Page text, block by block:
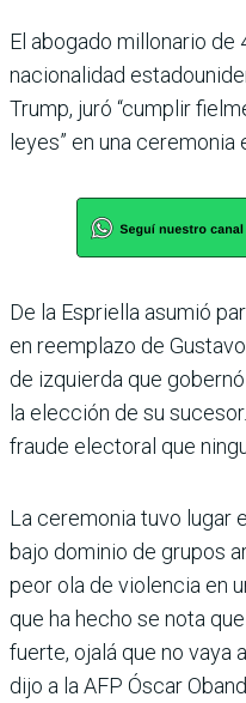
El abogado millonario de
nacionalidad
Trump, juró “cumplir
leyes” en una ceremonia
De la Espriella asumió
en reemplazo de
de izquierda que
la elección de su
fraude electoral que
La ceremonia tuvo lugar
bajo dominio de grupos
peor ola de violencia en
que ha hecho se nota
fuerte, ojalá que no vaya
dijo a la AFP Óscar